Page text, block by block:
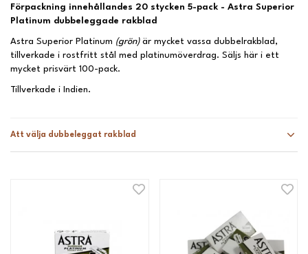
Att välja dubbeleggat rakblad
Förpackning innehållandes 20 stycken 5-pack - Astra Superior
Platinum dubbeleggade rakblad
Astra Superior Platinum (grön)är mycket vassa dubbelrakblad,
tillverkade i rostfritt stål med platinumöverdrag. Säljs här i ett
mycket prisvärt 100-pack.
Tillverkade i Indien.